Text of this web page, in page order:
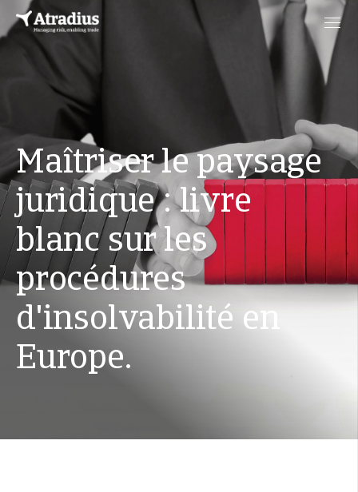
Maîtriser le paysage
juridique : livre
blanc sur les
procédures
d'insolvabilité en
Europe.